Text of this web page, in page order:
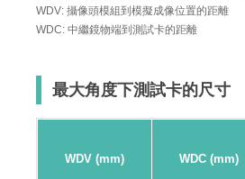
WDV: 攝像頭模組到模擬成像位置的距離
WDC: 中繼鏡物端到測試卡的距離
最大角度下測試卡的尺寸
WDV (mm)
WDC (mm)